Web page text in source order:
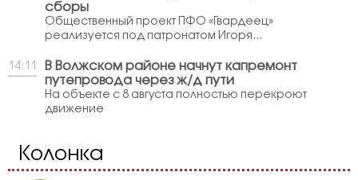
сборы
Общественный проект ПФО «Гвардеец»
реализуется под патронатом Игоря...
14:11
В Волжском районе начнут капремонт
путепровода через ж/д пути
На объекте с 8 августа полностью перекроют
движение
Колонка